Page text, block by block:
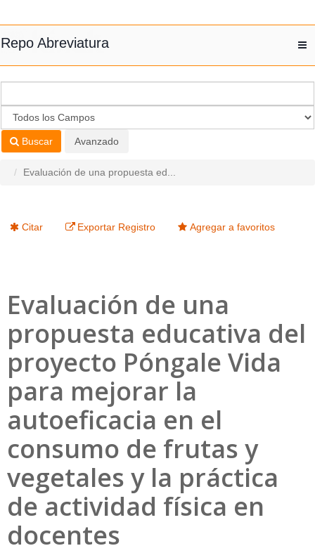
Repo Abreviatura
Buscar Avanzado
Evaluación de una propuesta ed...
Citar Exportar Registro Agregar a favoritos
Evaluación de una
propuesta educativa del
proyecto Póngale Vida
para mejorar la
autoeficacia en el
consumo de frutas y
vegetales y la práctica
de actividad física en
docentes